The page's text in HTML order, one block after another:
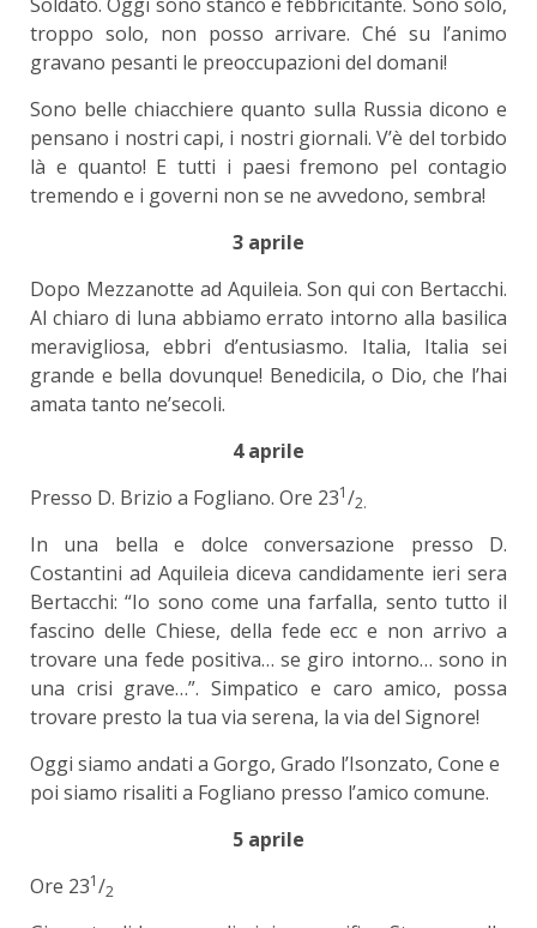
troppo solo, non posso arrivare. Ché su l’animo
gravano pesanti le preoccupazioni del domani!
Sono belle chiacchiere quanto sulla Russia dicono e
pensano i nostri capi, i nostri giornali. V’è del torbido
là e quanto! E tutti i paesi fremono pel contagio
tremendo e i governi non se ne avvedono, sembra!
3 aprile
Dopo Mezzanotte ad Aquileia. Son qui con Bertacchi.
Al chiaro di luna abbiamo errato intorno alla basilica
meravigliosa, ebbri d’entusiasmo. Italia, Italia sei
grande e bella dovunque! Benedicila, o Dio, che l’hai
amata tanto ne’secoli.
4 aprile
Presso D. Brizio a Fogliano. Ore 231/2.
In una bella e dolce conversazione presso D.
Costantini ad Aquileia diceva candidamente ieri sera
Bertacchi: “Io sono come una farfalla, sento tutto il
fascino delle Chiese, della fede ecc e non arrivo a
trovare una fede positiva… se giro intorno… sono in
una crisi grave…”. Simpatico e caro amico, possa
trovare presto la tua via serena, la via del Signore!
Oggi siamo andati a Gorgo, Grado l’Isonzato, Cone e
poi siamo risaliti a Fogliano presso l’amico comune.
5 aprile
Ore 231/2